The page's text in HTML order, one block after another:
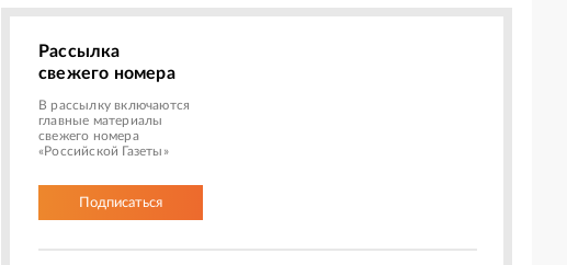
Рассылка
свежего номера
В рассылку включаются
главные материалы
свежего номера
«Российской Газеты»
Подписаться